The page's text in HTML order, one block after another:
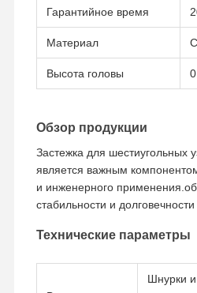
Продукция
Гарантийное время
Материал
Высота головы
Обзор продукции
Застежка для шестиугольных
является важным
и инженерного
стабильности и долговечности
Технические параметры
Шнурки и